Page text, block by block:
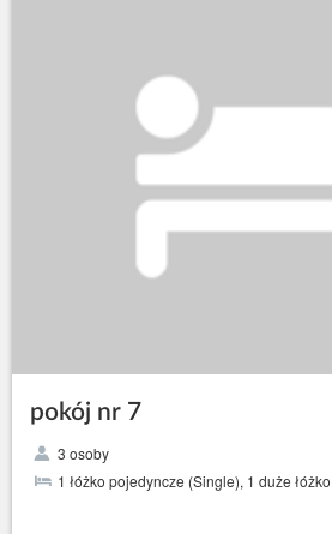
pokój nr 7
3 osoby
1 łóżko pojedyncze (Single), 1 duże